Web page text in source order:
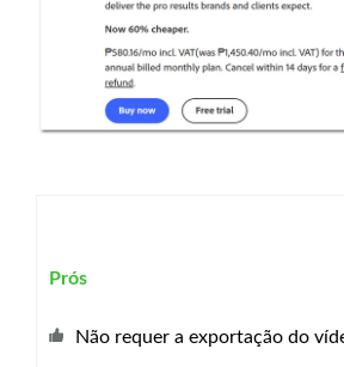
Prós
Não requer a exportação do